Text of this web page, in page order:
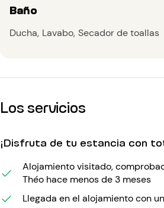
Baño
Ducha Lavabo Secador de toallas
Los servicios
¡Disfruta de tu estancia con
Alojamiento visitado,
Théo hace menos de 3 meses
Llegada en el alojamiento con